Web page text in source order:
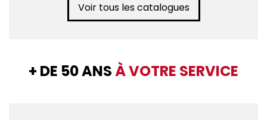
Voir tous les catalogues
+ DE 50 ANSÀ VOTRE SERVICE